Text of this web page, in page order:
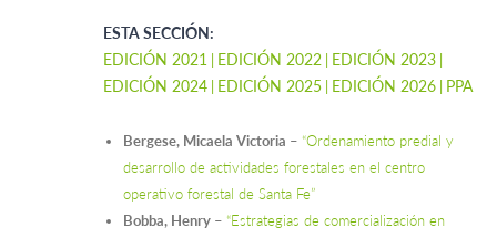
ESTA SECCIÓN:
EDICIÓN 2021
EDICIÓN 2022
EDICIÓN 2023
EDICIÓN 2024 EDICIÓN 2025 EDICIÓN 2026 PPA
Bergese, Micaela Victoria – “Ordenamiento predial y
desarrollo de actividades forestales en el centro
operativo forestal de Santa Fe”
Bobba, Henry – “Estrategias de comercialización en